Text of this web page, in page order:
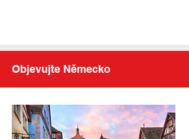
Objevujte Německo